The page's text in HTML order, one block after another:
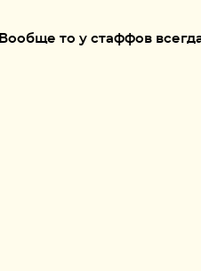
Вообще то у стаффов